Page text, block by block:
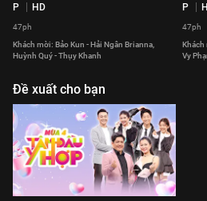
P HD
47ph
Khách mời: Bảo Kun - Hải Ngân Brianna,
Huỳnh Quý - Thụy Khanh
P
47ph
Khách
Vy
Đề xuất cho bạn